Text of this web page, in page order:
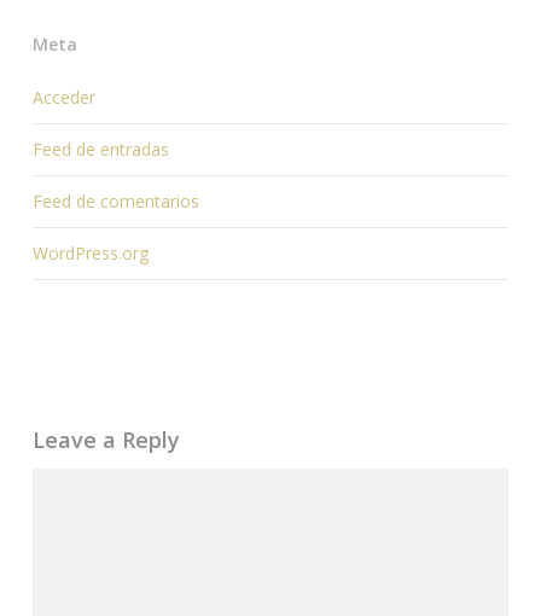
Meta
Acceder
Feed de entradas
Feed de comentarios
WordPress.org
Leave a Reply